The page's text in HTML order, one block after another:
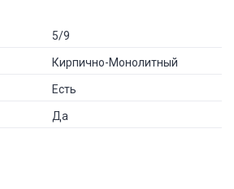
5/9
Кирпично-Монолитный
Есть
Да